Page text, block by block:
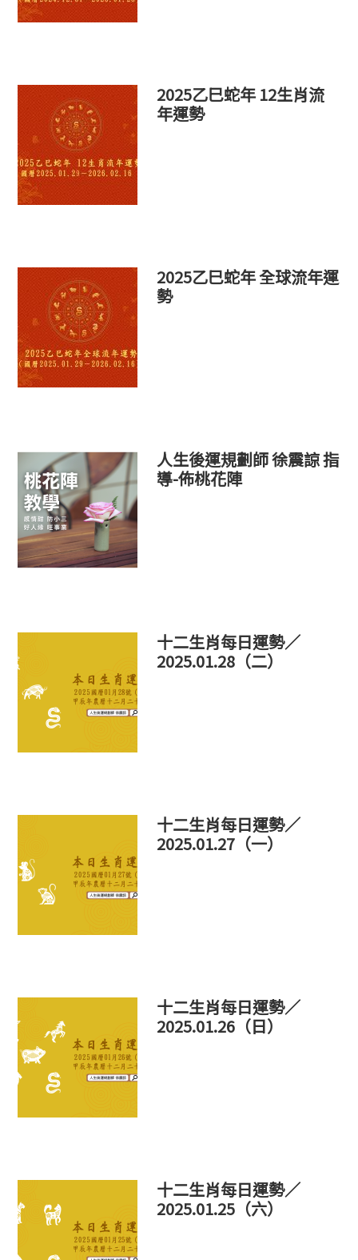
2025乙巳蛇年 12生肖流
年運勢
2025乙巳蛇年 全球流年運
勢
人生後運規劃師 徐震諒 指
導-佈桃花陣
十二生肖每日運勢／
2025.01.28（二）
十二生肖每日運勢／
2025.01.27（一）
十二生肖每日運勢／
2025.01.26（日）
十二生肖每日運勢／
2025.01.25（六）